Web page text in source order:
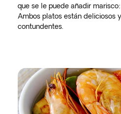
que se le puede añadir
Ambos platos están deliciosos
contundentes.